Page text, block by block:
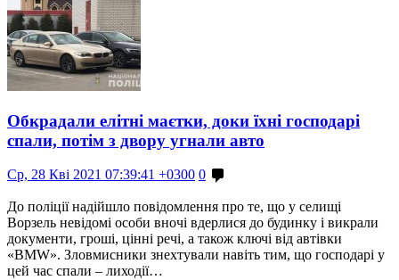
Обкрадали елітні маєтки, доки їхні господарі
спали, потім з двору угнали авто
Ср, 28 Кві 2021 07:39:41 +0300 0
До поліції надійшло повідомлення про те, що у селищі
Ворзель невідомі особи вночі вдерлися до будинку і викрали
документи, гроші, цінні речі, а також ключі від автівки
«BMW». Зловмисники знехтували навіть тим, що господарі у
цей час спали – лиходії…